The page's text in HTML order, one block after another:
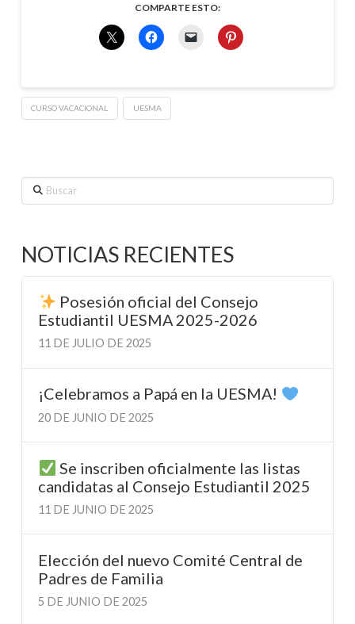
COMPARTE ESTO:
CURSO VACACIONAL UESMA
Buscar
NOTICIAS RECIENTES
Posesión oficial del Consejo
Estudiantil UESMA 2025-2026
11 DE JULIO DE 2025
¡Celebramos a Papá en la UESMA!
20 DE JUNIO DE 2025
Se inscriben oficialmente las listas
candidatas al Consejo Estudiantil 2025
11 DE JUNIO DE 2025
Elección del nuevo Comité Central de
Padres de Familia
5 DE JUNIO DE 2025